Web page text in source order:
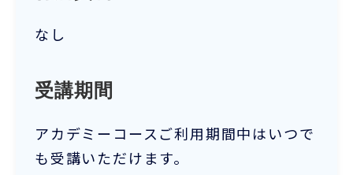
なし
受講期間
アカデミーコースご利用期間中はいつで
も受講いただけます。